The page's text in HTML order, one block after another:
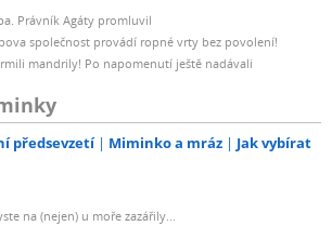
Právník Agáty promluvil
společnost provádí ropné vrty bez povolení!
mandrily! Po napomenutí ještě nadávali
předsevzetí Miminko a mráz
Jak vybírat
na (nejen) u moře zazářily...